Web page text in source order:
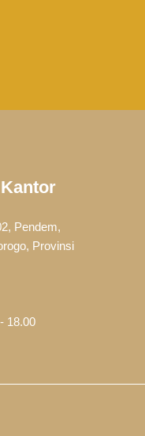
Pendem,
Provinsi
18.00